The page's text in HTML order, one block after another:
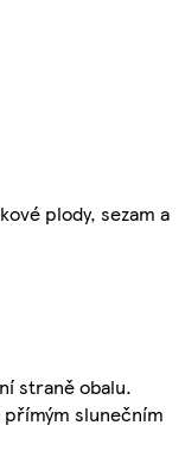
plody, sezam a
straně obalu.
slunečním